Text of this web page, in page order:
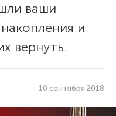
ваши
и
вернуть.
10 сентября 2018